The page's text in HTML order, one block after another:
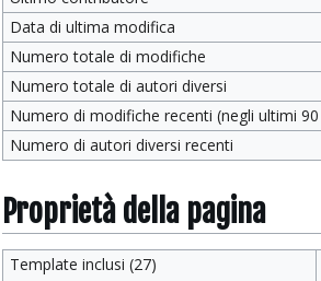
Data di ultima modifica
Numero totale di modifiche
Numero totale di autori diversi
Numero di modifiche recenti (negli ultimi
Numero di autori diversi recenti
Proprietà della pagina
Template inclusi (27)